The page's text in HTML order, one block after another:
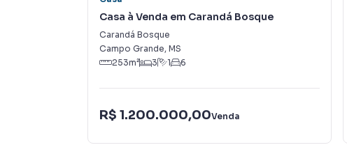
preparada para atender proprietários e inquilinos.
Casa à Venda em Carandá Bosque
Carandá Bosque
Campo Grande, MS
253m² 3 1 6
R$ 1.200.000,00Venda